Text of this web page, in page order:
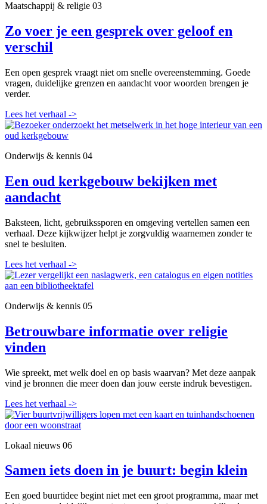
Maatschappij & religie 03
Zo voer je een gesprek over geloof en
verschil
Een open gesprek vraagt niet om snelle overeenstemming. Goede
vragen, duidelijke grenzen en aandacht voor woorden brengen je
verder.
Lees het verhaal ->
Onderwijs & kennis 04
Een oud kerkgebouw bekijken met
aandacht
Baksteen, licht, gebruikssporen en omgeving vertellen samen een
verhaal. Deze kijkwijzer helpt je zorgvuldig waarnemen zonder te
snel te besluiten.
Lees het verhaal ->
Onderwijs & kennis 05
Betrouwbare informatie over religie
vinden
Wie spreekt, met welk doel en op basis waarvan? Met deze aanpak
vind je bronnen die meer doen dan jouw eerste indruk bevestigen.
Lees het verhaal ->
Lokaal nieuws 06
Samen iets doen in je buurt: begin klein
Een goed buurtidee begint niet met een groot programma, maar met